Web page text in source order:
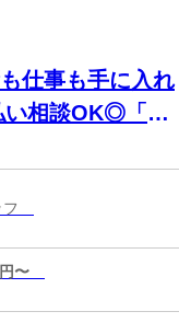
仕事も手に入れ
い相談OK◎「今
フ
円〜